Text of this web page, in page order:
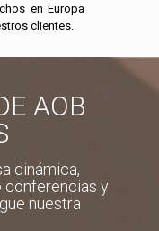
en Europa
clientes.
AOB
dinámica,
conferencias y
nuestra